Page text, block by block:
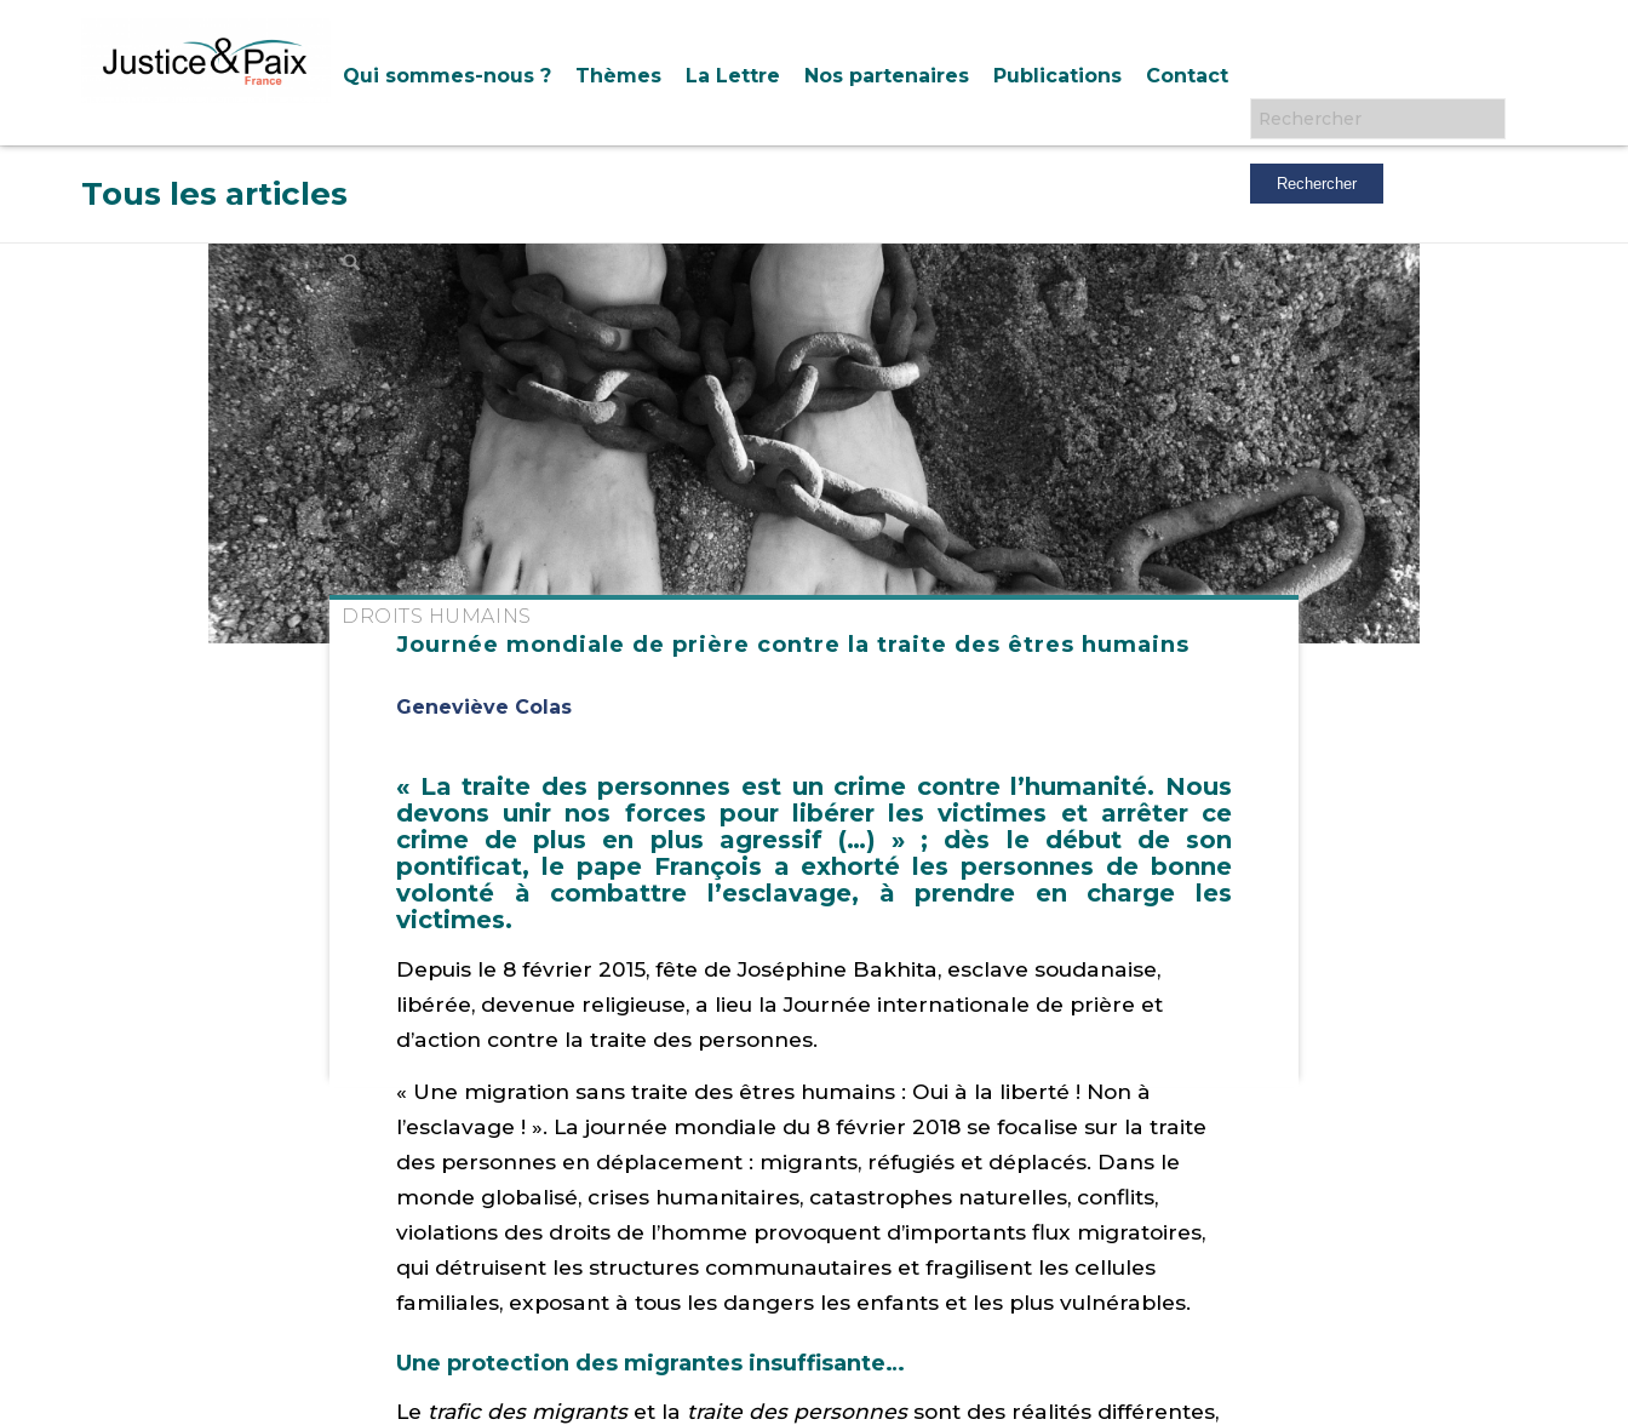
Qui sommes-nous ? Thèmes La Lettre Nos partenaires Publications Contact
Rechercher :
Tous les articles
Journée mondiale de prière contre la traite des êtres humains
DROITS HUMAINS
Geneviève Colas
« La traite des personnes est un crime contre l’humanité. Nous
devons unir nos forces pour libérer les victimes et arrêter ce
crime de plus en plus agressif (…) » ; dès le début de son
pontificat, le pape François a exhorté les personnes de bonne
volonté à combattre l’esclavage, à prendre en charge les
victimes.
Depuis le 8 février 2015, fête de Joséphine Bakhita, esclave soudanaise,
libérée, devenue religieuse, a lieu la Journée internationale de prière et
d’action contre la traite des personnes.
« Une migration sans traite des êtres humains : Oui à la liberté ! Non à
l’esclavage ! ». La journée mondiale du 8 février 2018 se focalise sur la traite
des personnes en déplacement : migrants, réfugiés et déplacés. Dans le
monde globalisé, crises humanitaires, catastrophes naturelles, conflits,
violations des droits de l’homme provoquent d’importants flux migratoires,
qui détruisent les structures communautaires et fragilisent les cellules
familiales, exposant à tous les dangers les enfants et les plus vulnérables.
Une protection des migrantes insuffisante…
Le trafic des migrantset la traite des personnessont des réalités différentes,